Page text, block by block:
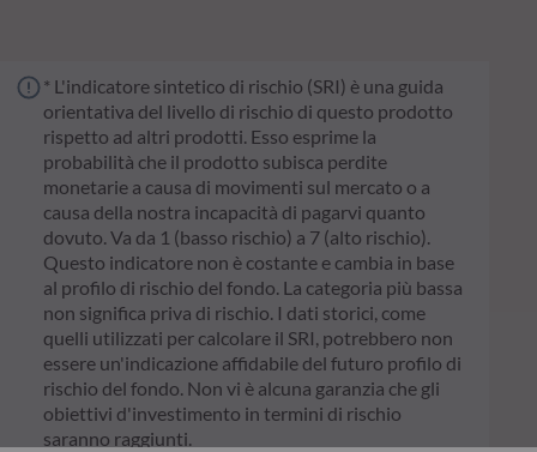
* L'indicatore sintetico di rischio (SRI) è una guida
orientativa del livello di rischio di questo prodotto
rispetto ad altri prodotti. Esso esprime la
probabilità che il prodotto subisca perdite
monetarie a causa di movimenti sul mercato o a
causa della nostra incapacità di pagarvi quanto
dovuto. Va da 1 (basso rischio) a 7 (alto rischio).
Questo indicatore non è costante e cambia in base
al profilo di rischio del fondo. La categoria più bassa
non significa priva di rischio. I dati storici, come
quelli utilizzati per calcolare il SRI, potrebbero non
essere un'indicazione affidabile del futuro profilo di
rischio del fondo. Non vi è alcuna garanzia che gli
obiettivi d'investimento in termini di rischio
saranno raggiunti.